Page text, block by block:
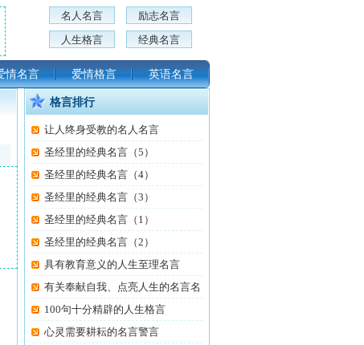
名人名言
励志名言
人生格言
经典名言
情名言 爱情格言 英语名言
格言排行
让人终身受教的名人名言
圣经里的经典名言（5）
圣经里的经典名言（4）
圣经里的经典名言（3）
圣经里的经典名言（1）
圣经里的经典名言（2）
具有教育意义的人生至理名言
有关奉献自我、点亮人生的名言名
100句十分精辟的人生格言
心灵需要耕耘的名言警言